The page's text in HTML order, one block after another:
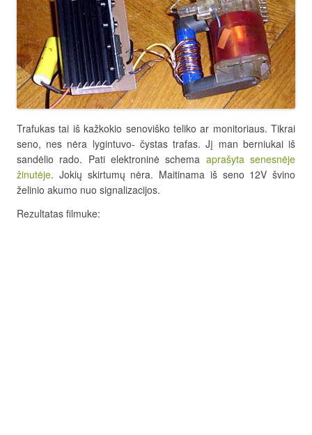
Trafukas tai iš kažkokio senoviško teliko ar monitoriaus. Tikrai
seno, nes nėra lygintuvo- čystas trafas. Jį man berniukai iš
sandėlio rado. Pati elektroninė schema aprašyta senesnėje
žinutėje. Jokių skirtumų nėra. Maitinama iš seno 12V švino
želinio akumo nuo signalizacijos.
Rezultatas filmuke: